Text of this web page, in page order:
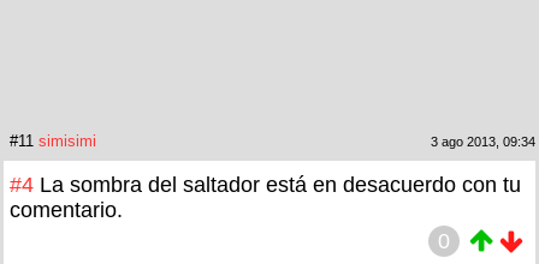
#11 simisimi 3 ago 2013, 09:34
#4 La sombra del saltador está en desacuerdo con tu
comentario.
0